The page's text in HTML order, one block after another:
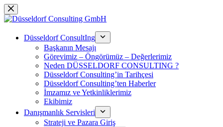
Skip
to
Düsseldorf ConsultIng
Başkanın Mesajı
Görevimiz – Öngörümüz – Değerlerimiz
Neden DÜSSELDORF CONSULTING ?
Düsseldorf Consulting’in Tarihçesi
Düsseldorf Consulting’ten Haberler
İmzamız ve Yetkinliklerimiz
Ekibimiz
Danışmanlık Servisleri
Strateji ve Pazara Giriş